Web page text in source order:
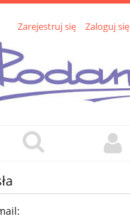
Zarejestruj się Zaloguj się